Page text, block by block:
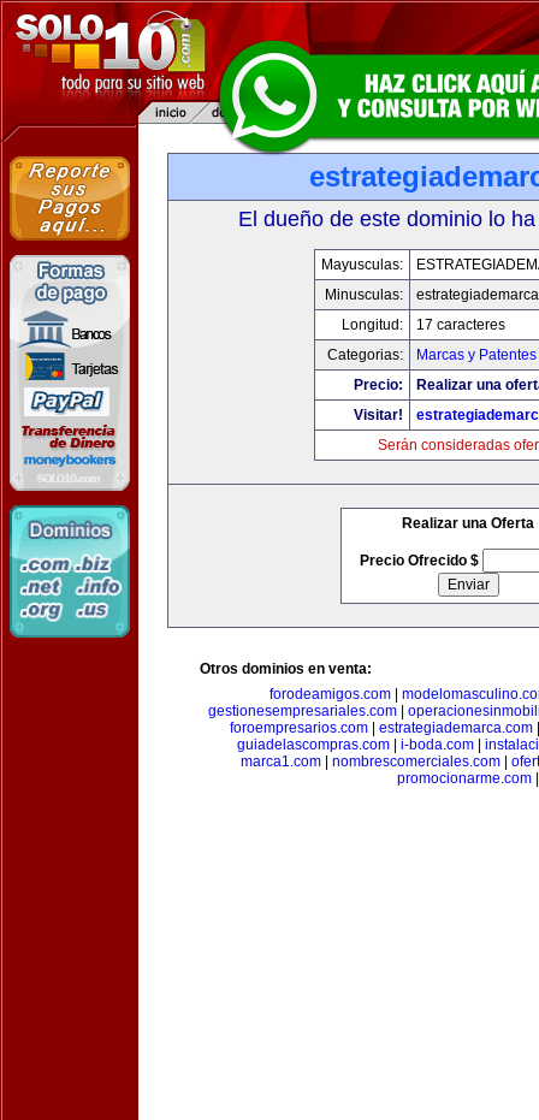
El dueño de este dominio lo
Mayusculas:
Minusculas:
Longitud:
17 caracteres
Categorias:
Marcas y Patentes
Precio:
Realizar una
Visitar!
Serán consideradas
Realizar una Oferta
Precio Ofrecido $
Otros dominios en venta:
forodeamigos.com
gestionesempresariales.com
foroempresarios.com| estrategiademarca.com
guiadelascompras.com
i-boda.com
marca1.com| nombrescomerciales.com|
promocionarme.com